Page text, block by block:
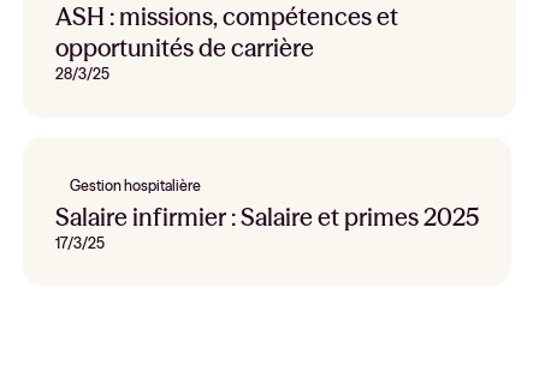
ASH : missions, compétences et
opportunités de carrière
28/3/25
Gestion hospitalière
Salaire infirmier : Salaire et primes 2025
17/3/25